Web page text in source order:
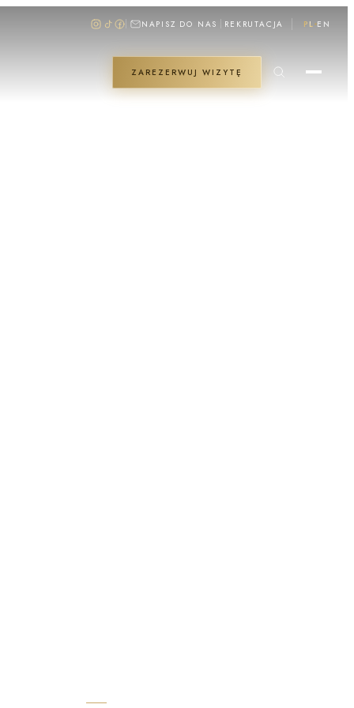
NAPISZ DO NAS REKRUTACJA PL EN
ZAREZERWUJ WIZYTĘ